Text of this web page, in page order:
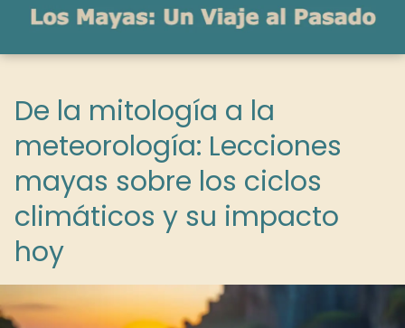
De la mitología a la
meteorología: Lecciones
mayas sobre los ciclos
climáticos y su impacto
hoy